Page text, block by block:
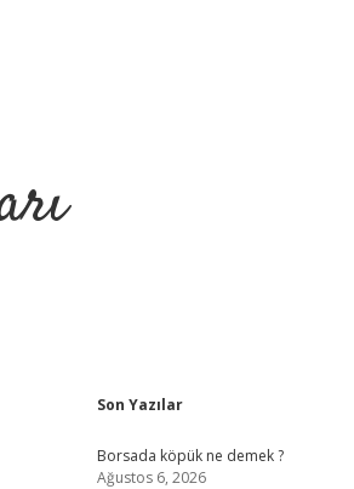
Sidebar
Son Yazılar
Borsada köpük ne demek ?
Ağustos 6, 2026
hiltonbet giriş